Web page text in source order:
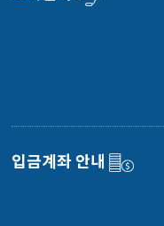
입금계좌 안내